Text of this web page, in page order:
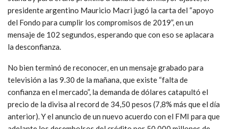
presidente argentino Mauricio Macri jugó la carta del “apoyo
del Fondo para cumplir los compromisos de 2019”, en un
mensaje de 102 segundos, esperando que con eso se aplacara
la desconfianza.
No bien terminó de reconocer, en un mensaje grabado para
televisión a las 9.30 de la mañana, que existe “falta de
confianza en el mercado”, la demanda de dólares catapultó el
precio de la divisa al record de 34,50 pesos (7,8% más que el día
anterior). Y el anuncio de un nuevo acuerdo con el FMI para que